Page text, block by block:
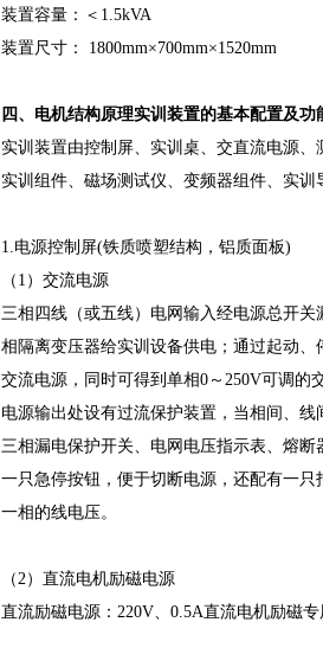
装置容量：＜1.5kVA
装置尺寸： 1800mm×700mm×1520mm
四、电机结构原理实训装置的基本配置及功
实训装置由控制屏、实训桌、交直流电源
实训组件、磁场测试仪、变频器组件、实训
1.电源控制屏(铁质喷塑结构，铝质面板)
（1）交流电源
三相四线（或五线）电网输入经电源总开
相隔离变压器给实训设备供电；通过起动
交流电源，同时可得到单相0～250V可调的
电源输出处设有过流保护装置，当相间、
三相漏电保护开关、电网电压指示表、熔
一只急停按钮，便于切断电源，还配有一
一相的线电压。
（2）直流电机励磁电源
直流励磁电源：220V、0.5A直流电机励磁